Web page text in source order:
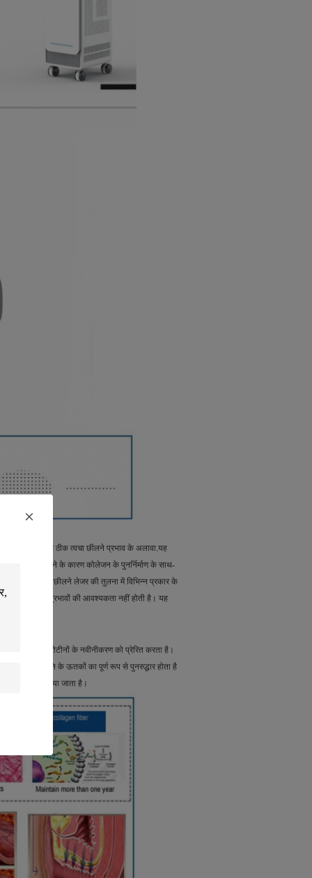
है। इसके ठीक त्वचा छीलने प्रभाव के अलावा,यह
के संपर्क में आने के कारण कोलेजन के पुनर्निर्माण के साथ-
कुल परत त्वचा छीलने लेजर की तुलना में विभिन्न प्रकार के
होने या दुष्प्रभावों की आवश्यकता नहीं होती है। यह
में इन प्रोटीनों के नवीनीकरण को प्रेरित करता है।
का परिणाम योनि के ऊतकों का पूर्ण रूप से पुनरुद्धार होता है
से स्थापित किया जाता है।